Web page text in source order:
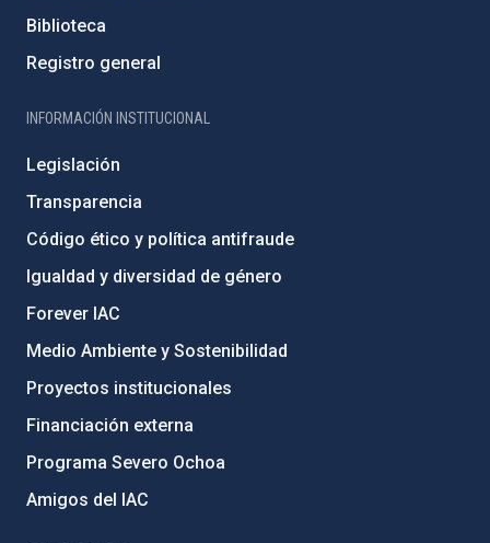
Biblioteca
Registro general
INFORMACIÓN INSTITUCIONAL
Legislación
Transparencia
Código ético y política antifraude
Igualdad y diversidad de género
Forever IAC
Medio Ambiente y Sostenibilidad
Proyectos institucionales
Financiación externa
Programa Severo Ochoa
Amigos del IAC